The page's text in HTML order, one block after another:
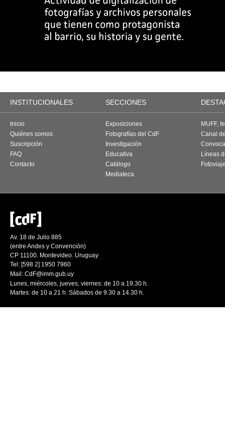
INSTITUCIONALES SECCIONES
Inicio
Quiénes somos
Suscripción
FAQ
Contacto
Exposiciones
Fotografías del CdF
Investigación
Educativa
Catálogo
Mediateca
MUFF,
Canal
Líneas
Av. 18 de Julio 885
(entre Andes y Convención)
CP 11100. Montevideo. Uruguay
Tel: [598 2] 1950 7960
Mail: CdF@imm.gub.uy
Lunes, miércoles, jueves, viernes: de 10 a 19.30 h.
Martes: de 10 a 21 h. Sábados de 9.30 a 14.30 h.